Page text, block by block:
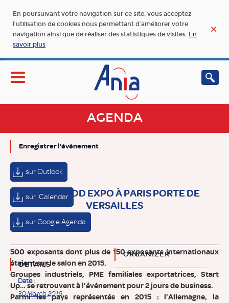
En poursuivant votre navigation sur ce site, vous acceptez
l’utilisation de cookies nous permettant d’améliorer votre
navigation ainsi que de réaliser des statistiques de visites. En
savoir plus
AGENDA
SALON MDD EXPO À PARIS PORTE DE
VERSAILLES
500 exposants dont plus de 150 exposants internationaux
étaient sur le salon en 2015.
Groupes industriels, PME familiales exportatrices, Start
Up… se retrouvent à l’événement pour 2 jours de business.
Parmi les pays représentés en 2015 : l’Allemagne, la
Enregistrer l'événement
sur Outlook
sur iCalendar
sur Google Agenda
DETAILS
Date :
30 March 2016
ORGANIZER